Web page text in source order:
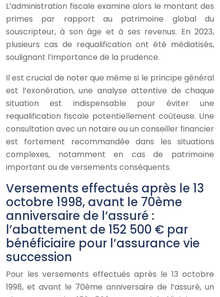
L’administration fiscale examine alors le montant des
primes par rapport au patrimoine global du
souscripteur, à son âge et à ses revenus. En 2023,
plusieurs cas de requalification ont été médiatisés,
soulignant l’importance de la prudence.
Il est crucial de noter que même si le principe général
est l’exonération, une analyse attentive de chaque
situation est indispensable pour éviter une
requalification fiscale potentiellement coûteuse. Une
consultation avec un notaire ou un conseiller financier
est fortement recommandée dans les situations
complexes, notamment en cas de patrimoine
important ou de versements conséquents.
Versements effectués après le 13
octobre 1998, avant le 70ème
anniversaire de l’assuré :
l’abattement de 152 500 € par
bénéficiaire pour l’assurance vie
succession
Pour les versements effectués après le 13 octobre
1998, et avant le 70ème anniversaire de l’assuré, un